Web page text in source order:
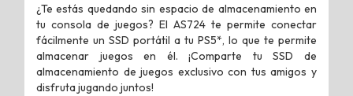
¿Te estás quedando sin espacio de almacenamiento en
tu consola de juegos? El AS724 te permite conectar
fácilmente un SSD portátil a tu PS5*, lo que te permite
almacenar juegos en él. ¡Comparte tu SSD de
almacenamiento de juegos exclusivo con tus amigos y
disfruta jugando juntos!